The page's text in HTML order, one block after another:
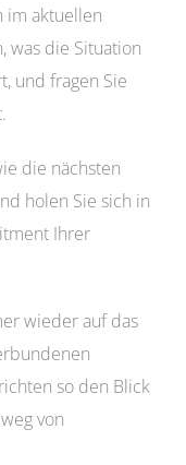
im aktuellen
was die Situation
und fragen Sie
die nächsten
holen Sie sich in
Ihrer
wieder auf das
so den Blick
von